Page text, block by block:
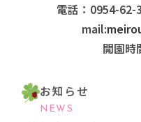
電話：0954-62-
mail:
開園時
お知らせ
NEWS